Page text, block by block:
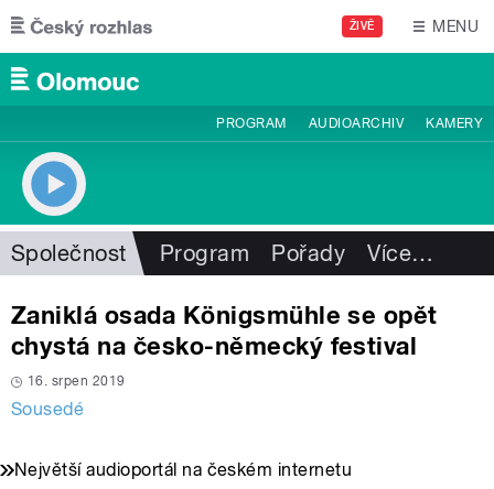
Přejít k hlavnímu obsahu
ŽIVĚ MENU
PROGRAM AUDIOARCHIV KAMERY
Společnost Program Pořady Více…
Zaniklá osada Königsmühle se opět
chystá na česko-německý festival
16. srpen 2019
Sousedé
Největší audioportál na českém internetu